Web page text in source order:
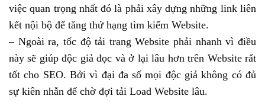
việc quan trọng nhất đó là phải xây dựng những link liên
kết nội bộ để tăng thứ hạng tìm kiếm Website.
– Ngoài ra, tốc độ tải trang Website phải nhanh vì điều
này sẽ giúp độc giả đọc và ở lại lâu hơn trên Website rất
tốt cho SEO. Bởi vì đại đa số mọi độc giả không có đủ
sự kiên nhẫn để chờ đợi tải Load Website lâu.